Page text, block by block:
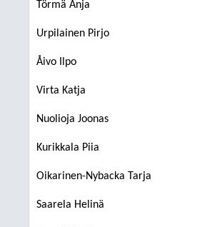
Törmä Anja
Urpilainen Pirjo
Åivo Ilpo
Virta Katja
Nuolioja Joonas
Kurikkala Piia
Oikarinen-Nybacka Tarja
Saarela Helinä